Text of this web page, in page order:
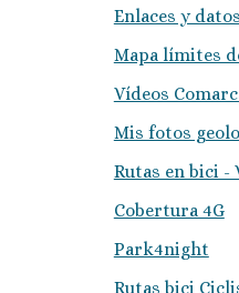
Enlaces y
Mapa límites
Vídeos
Mis fotos
Rutas en bici -
Cobertura 4G
Park4night
Rutas bici